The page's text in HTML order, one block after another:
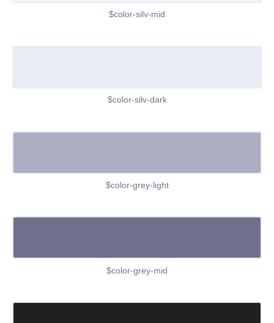
$color-silv-mid
$color-silv-dark
$color-grey-light
$color-grey-mid